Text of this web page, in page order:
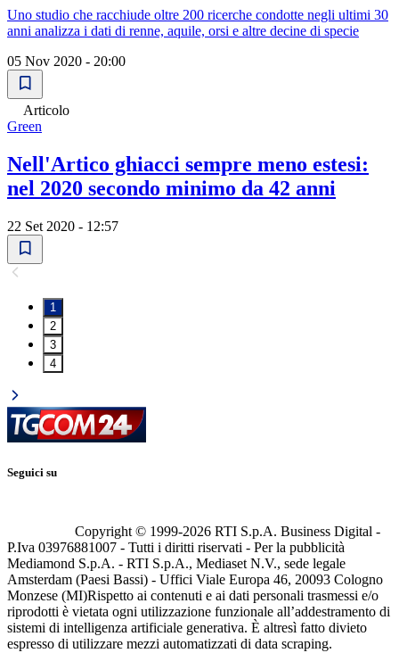
Uno studio che racchiude oltre 200 ricerche condotte negli ultimi 30
anni analizza i dati di renne, aquile, orsi e altre decine di specie
05 Nov 2020 - 20:00
Articolo
Green
Nell'Artico ghiacci sempre meno estesi:
nel 2020 secondo minimo da 42 anni
22 Set 2020 - 12:57
1
2
3
4
Seguici su
Copyright © 1999-2026 RTI S.p.A. Business Digital -
P.Iva 03976881007 - Tutti i diritti riservati - Per la pubblicità
Mediamond S.p.A. - RTI S.p.A., Mediaset N.V., sede legale
Amsterdam (Paesi Bassi) - Uffici Viale Europa 46, 20093 Cologno
Monzese (MI)Rispetto ai contenuti e ai dati personali trasmessi e/o
riprodotti è vietata ogni utilizzazione funzionale all’addestramento di
sistemi di intelligenza artificiale generativa. È altresì fatto divieto
espresso di utilizzare mezzi automatizzati di data scraping.